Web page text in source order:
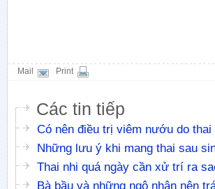
Mail Print
Các tin tiếp
Có nên điều trị viêm nướu do thai
Những lưu ý khi mang thai sau
Thai nhi quá ngày cần xử trí ra
Bà bầu và những ngộ nhận nên